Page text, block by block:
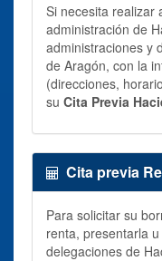
Si necesita realizar
administración de
administraciones y
de Aragón, con la
(direcciones,
su Cita Previa
Cita previa
Para solicitar su
renta, presentarla
delegaciones de